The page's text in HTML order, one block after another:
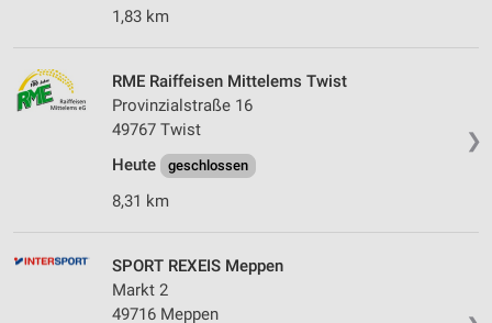
1,83 km
❯
RME Raiffeisen Mittelems Twist
Provinzialstraße 16
49767 Twist
Heute
geschlossen
8,31 km
SPORT REXEIS Meppen
Markt 2
49716 Meppen